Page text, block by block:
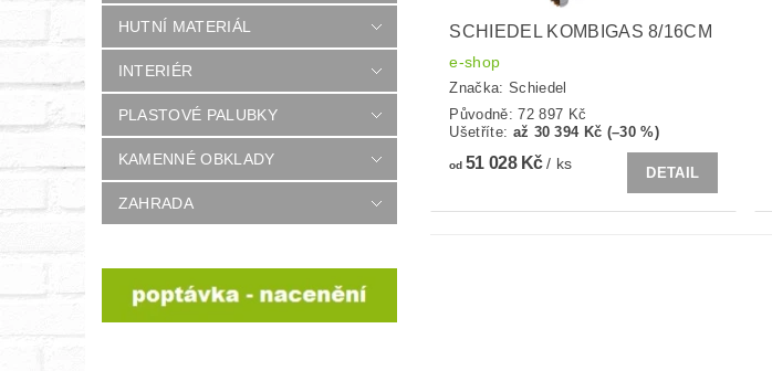
HUTNÍ MATERIÁL
INTERIÉR
PLASTOVÉ PALUBKY
KAMENNÉ OBKLADY
ZAHRADA
SCHIEDEL KOMBIGAS 8/16CM
e-shop
Značka: Schiedel
Původně:72 897 Kč
Ušetříte: až 30 394 Kč (–30 %)
od51 028 Kč/ ks
DETAIL